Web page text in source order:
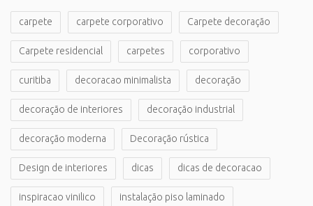
carpete carpete corporativo Carpete decoração
Carpete residencial carpetes corporativo
curitiba decoracao minimalista decoração
decoração de interiores decoração industrial
decoração moderna Decoração rústica
Design de interiores dicas dicas de decoracao
inspiracao vinilico instalação piso laminado